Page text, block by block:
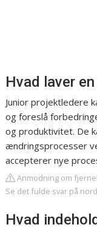
Hvad laver
Junior projektledere
og foreslå
og produktivitet. De
ændringsprocesser
accepterer nye
Anmodning om
Se det fulde svar på
Hvad